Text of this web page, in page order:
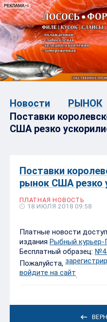
Новости
РЫНОК
Поставки
США резко
Поставки
рынок США резко
ПЛАТНАЯ НОВОСТЬ
18 ИЮЛЯ 2018 09:58
Платные новости
издания Рыбный
Бесплатный образец:
Пожалуйста,
войдите на сайт.